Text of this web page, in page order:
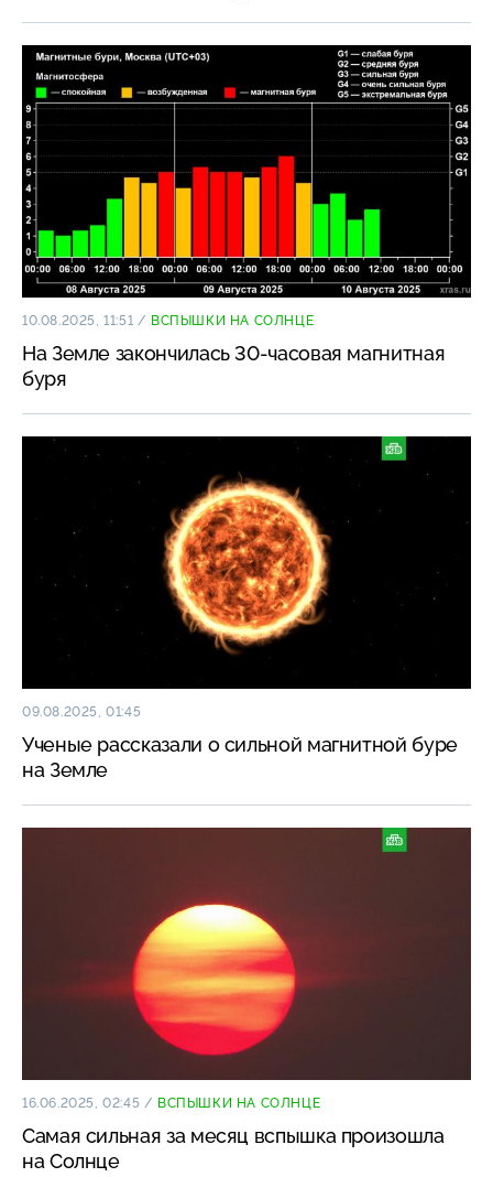
10.08.2025, 11:51 / ВСПЫШКИ НА СОЛНЦЕ
На Земле закончилась 30-часовая магнитная
буря
09.08.2025, 01:45
Ученые рассказали о сильной магнитной буре
на Земле
16.06.2025, 02:45 / ВСПЫШКИ НА СОЛНЦЕ
Самая сильная за месяц вспышка произошла
на Солнце